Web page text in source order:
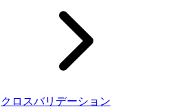
クロスバリデーション